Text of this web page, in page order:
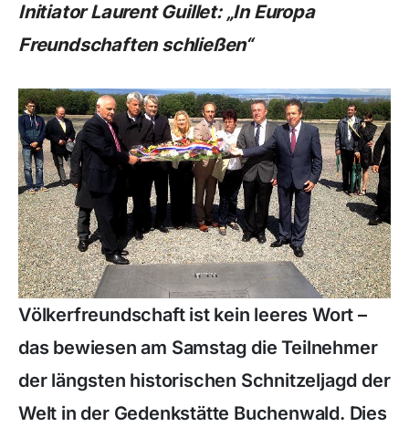
Initiator Laurent Guillet: „In Europa
Freundschaften schließen“
Völkerfreundschaft ist kein leeres Wort –
das bewiesen am Samstag die Teilnehmer
der längsten historischen Schnitzeljagd der
Welt in der Gedenkstätte Buchenwald. Dies